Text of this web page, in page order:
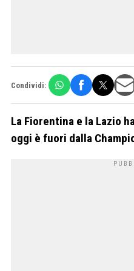
Condividi:
La Fiorentina e la Lazio
oggi è fuori dalla